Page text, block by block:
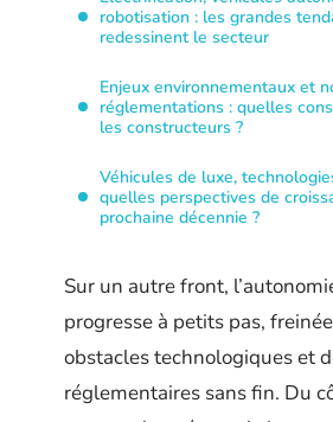
robotisation : les grandes
redessinent le secteur
Enjeux environnementaux et
réglementations : quelles
les constructeurs ?
Véhicules de luxe,
quelles perspectives de
prochaine décennie ?
Sur un autre front,
progresse à petits pas,
obstacles technologiques et
réglementaires sans fin. Du